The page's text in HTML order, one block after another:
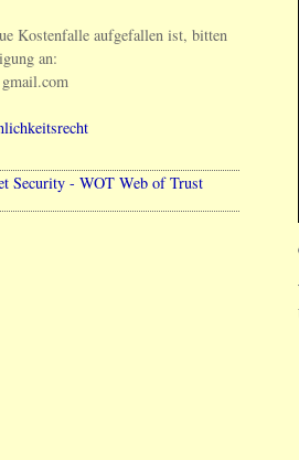
Kostenfalle aufgefallen ist, bitten
an: